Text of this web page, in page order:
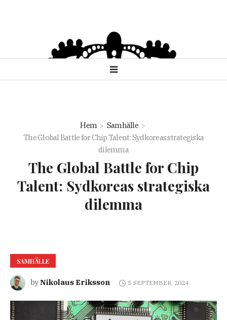
Hem
Samhälle
The Global Battle for Chip Talent: Sydkoreas strategiska
dilemma
The Global Battle for Chip
Talent: Sydkoreas strategiska
dilemma
SAMHÄLLE
byNikolaus Eriksson 5 SEPTEMBER, 2024